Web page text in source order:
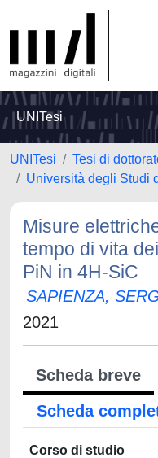
UNITesi
UNITesi
Tesi di
Università degli Studi
Misure
tempo di vita
PiN in 4H-SiC
SAPIENZA,
2021
Scheda breve
Scheda
Corso di studio